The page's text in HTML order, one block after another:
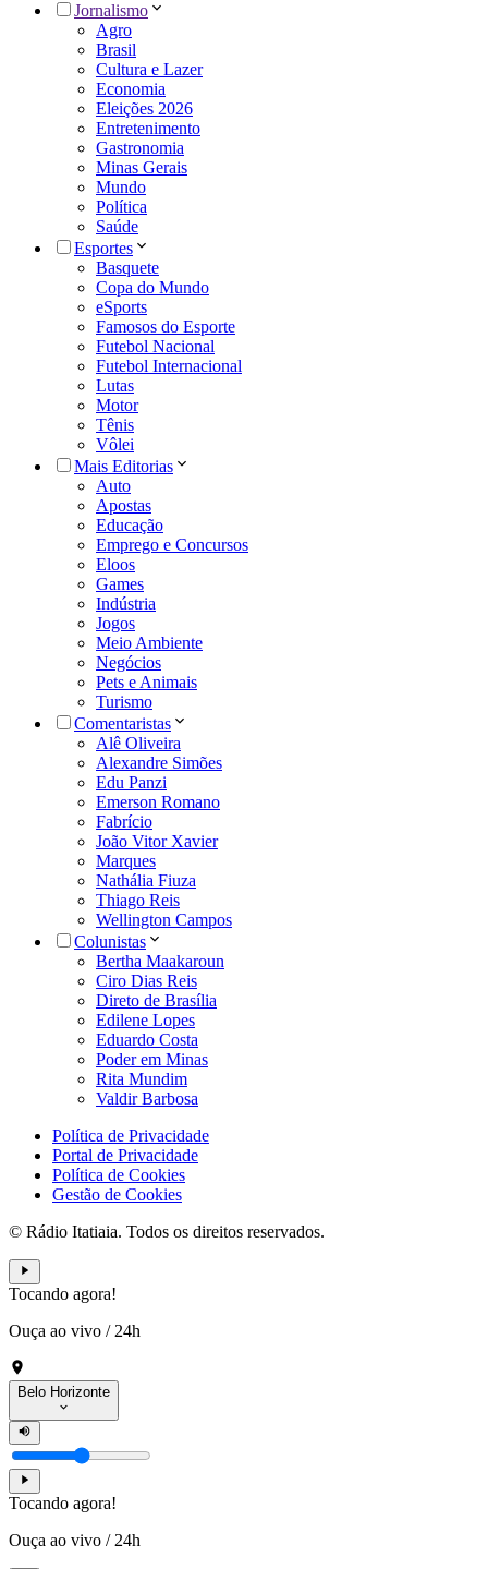
Jornalismo
Agro
Brasil
Cultura e Lazer
Economia
Eleições 2026
Entretenimento
Gastronomia
Minas Gerais
Mundo
Política
Saúde
Esportes
Basquete
Copa do Mundo
eSports
Famosos do Esporte
Futebol Nacional
Futebol Internacional
Lutas
Motor
Tênis
Vôlei
Mais Editorias
Auto
Apostas
Educação
Emprego e Concursos
Eloos
Games
Indústria
Jogos
Meio Ambiente
Negócios
Pets e Animais
Turismo
Comentaristas
Alê Oliveira
Alexandre Simões
Edu Panzi
Emerson Romano
Fabrício
João Vitor Xavier
Marques
Nathália Fiuza
Thiago Reis
Wellington Campos
Colunistas
Bertha Maakaroun
Ciro Dias Reis
Direto de Brasília
Edilene Lopes
Eduardo Costa
Poder em Minas
Rita Mundim
Valdir Barbosa
Política de Privacidade
Portal de Privacidade
Política de Cookies
Gestão de Cookies
© Rádio Itatiaia. Todos os direitos reservados.
Tocando agora!
Ouça ao vivo / 24h
Belo Horizonte
Tocando agora!
Ouça ao vivo / 24h